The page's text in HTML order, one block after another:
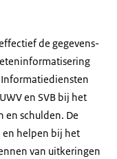
de gegevens-
Informatiediensten
en SVB bij het
en schulden. De
en helpen bij het
van uitkeringen